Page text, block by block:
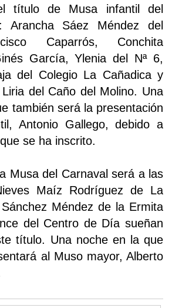
título de Musa infantil del
Arancha Sáez Méndez del
Caparrós, Conchita
García, Ylenia del Nª 6,
del Colegio La Cañadica y
del Caño del Molino. Una
también será la presentación
Antonio Gallego, debido a
se ha inscrito.
Musa del Carnaval será a las
Maíz Rodríguez de La
Méndez de la Ermita
del Centro de Día sueñan
título. Una noche en la que
al Muso mayor, Alberto